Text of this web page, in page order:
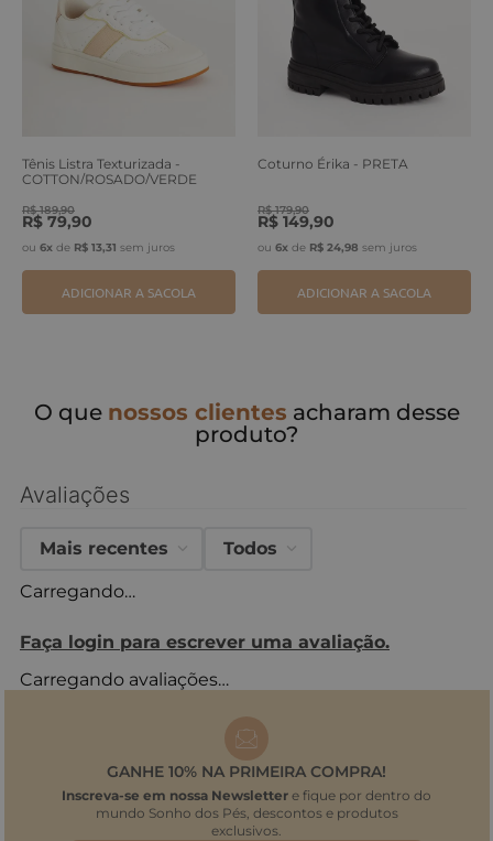
Tênis Listra Texturizada -
COTTON/ROSADO/VERDE
R$ 189,90
R$ 79,90
ou 6x de R$ 13,31 sem juros
ADICIONAR A SACOLA
Coturno Érika - PRETA
R$ 179,90
R$ 149,90
ou 6x de R$ 24,98 sem juros
ADICIONAR A SACOLA
O que nossos clientes acharam desse
produto?
Avaliações
Carregando…
Faça login para escrever uma avaliação.
Mais recentes Todos
Carregando avaliações…
GANHE 10% NA PRIMEIRA COMPRA!
Inscreva-se em nossa Newsletter e fique por dentro do
mundo Sonho dos Pés, descontos e produtos
exclusivos.